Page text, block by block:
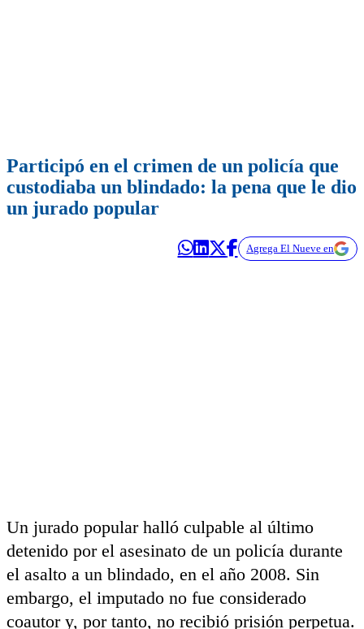
Participó en el crimen de un policía que
custodiaba un blindado: la pena que le dio
un jurado popular
Agrega El Nueve en
Un jurado popular halló culpable al último
detenido por el asesinato de un policía durante
el asalto a un blindado, en el año 2008. Sin
embargo, el imputado no fue considerado
coautor y, por tanto, no recibió prisión perpetua.